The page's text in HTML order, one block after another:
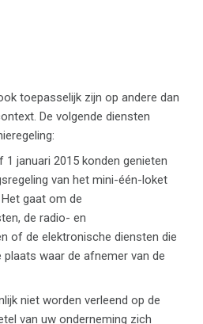
toepasselijk zijn op andere dan
De volgende diensten
1 januari 2015 konden genieten
van het mini-één-loket
gaat om de
de radio- en
of de elektronische diensten die
waar de afnemer van de
niet worden verleend op de
van uw onderneming zich